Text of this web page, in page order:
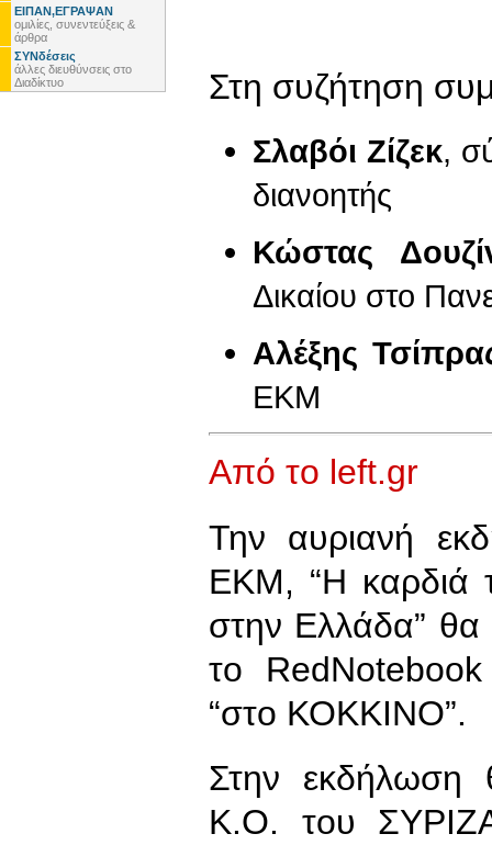
ΕΙΠΑΝ,ΕΓΡΑΨΑΝ
ομιλίες, συνεντεύξεις &
άρθρα
ΣΥΝδέσεις
άλλες διευθύνσεις στο
Διαδίκτυο
Στη συζήτηση
Σλαβόι Ζίζεκ,
διανοητής
Κώστας
Δικαίου στο
Αλέξης
ΕΚΜ
Από το left.gr
Την αυριανή
ΕΚΜ, “Η καρδιά
στην Ελλάδα”
το
“στο ΚΟΚΚΙΝΟ”.
Στην εκδήλωση
Κ.Ο. του